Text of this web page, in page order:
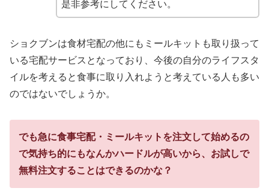
是非参考にしてください。
ショクブンは食材宅配の他にもミールキットも取り扱って
いる宅配サービスとなっており、今後の自分のライフスタ
イルを考えると食事に取り入れようと考えている人も多い
のではないでしょうか。
でも急に食事宅配・ミールキットを注文して始めるの
で気持ち的にもなんかハードルが高いから、お試しで
無料注文することはできるのかな？